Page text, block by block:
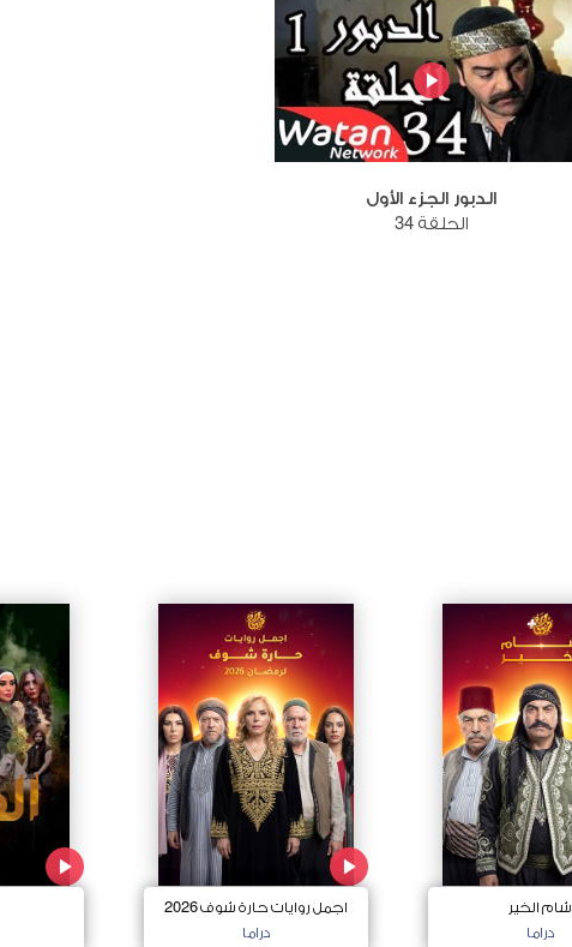
الدبور الجزء الأول
الحلقة 34
شام الخير
دراما
اجمل روايات حارة شوف 2026
دراما